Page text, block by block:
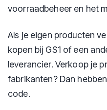
voorraadbeheer en het
Als je eigen producten
kopen bij GS1 of een
leverancier. Verkoop je
fabrikanten? Dan
code.